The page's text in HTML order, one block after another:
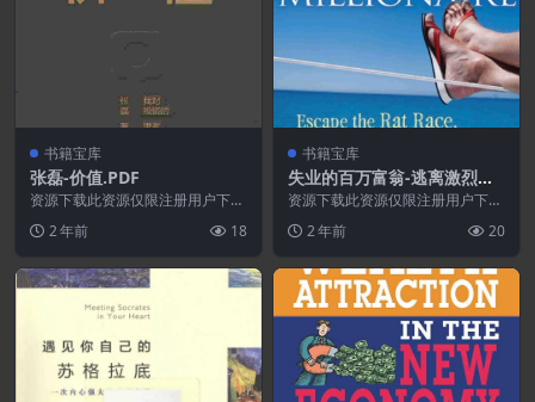
书籍宝库
张磊-价值.PDF
资源下载此资源仅限注册用户下
保证所有资源永久更新资...
2 年前 18
书籍宝库
失业的百万富翁-逃离激烈的
竞争,解雇你的老板,按照你的
意愿生活.PDF
资源下载此资源仅限注册用户下
保证所有资源永久更新资...
2 年前 20